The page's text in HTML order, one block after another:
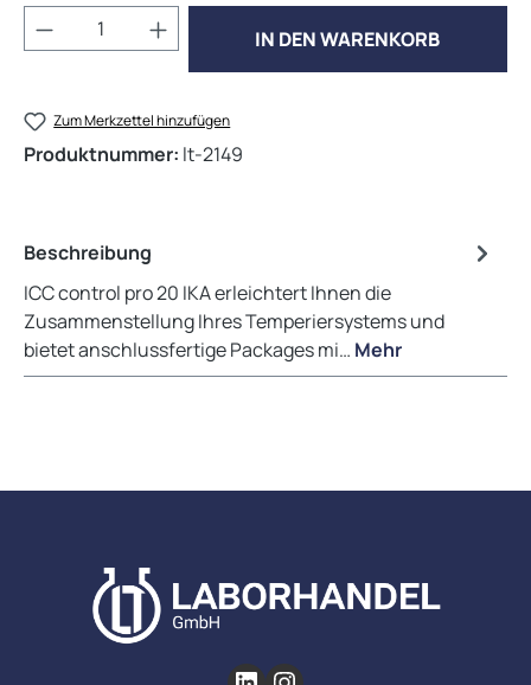
Produkt Anzahl: Gib den gewünschten
IN DEN WARENKORB
Zum Merkzettel hinzufügen
Produktnummer: lt-2149
Beschreibung
ICC control pro 20 IKA erleichtert Ihnen die
Zusammenstellung Ihres Temperiersystems und
bietet anschlussfertige Packages mi… Mehr